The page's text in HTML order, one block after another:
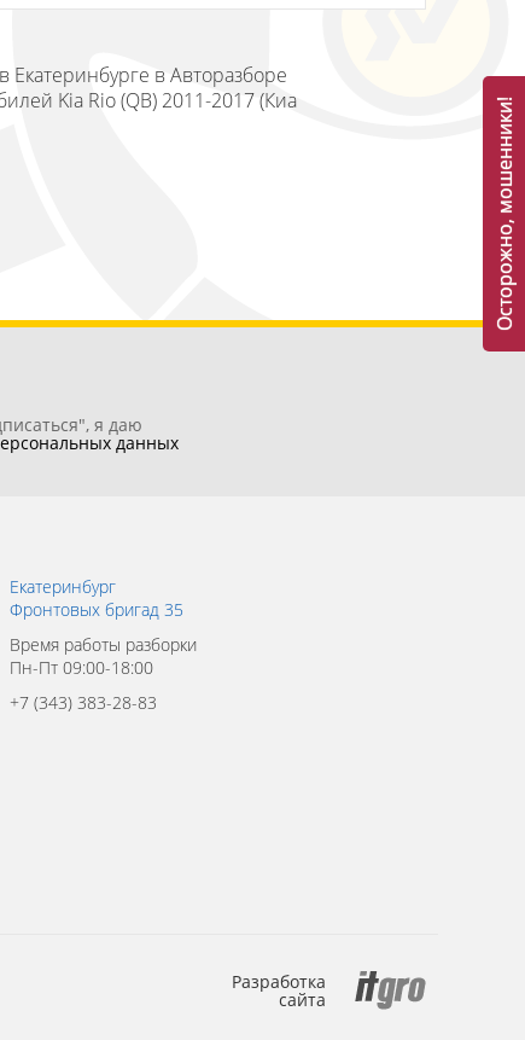
Екатеринбурге в Авторазборе
Kia Rio (QB) 2011-2017 (Киа
я даю
данных
Екатеринбург
Фронтовых бригад 35
Время работы разборки
Пн-Пт 09:00-18:00
+7 (343) 383-28-83
Разработка
сайта
Осторожно, мошенники!